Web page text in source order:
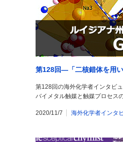
第128回―「二核錯体を用
第128回の海外化学者インタビ
バイメタル触媒と触媒プロセス
2020/11/7 海外化学者インタ